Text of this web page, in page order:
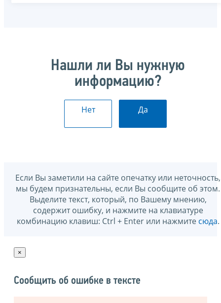
Нашли ли Вы нужную
информацию?
Нет Да
Если Вы заметили на сайте опечатку или неточность,
мы будем признательны, если Вы сообщите об этом.
Выделите текст, который, по Вашему мнению,
содержит ошибку, и нажмите на клавиатуре
комбинацию клавиш: Ctrl + Enter или нажмите сюда.
×
Сообщить об ошибке в тексте